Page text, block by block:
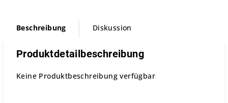
Beschreibung Diskussion
Produktdetailbeschreibung
Keine Produktbeschreibung verfügbar